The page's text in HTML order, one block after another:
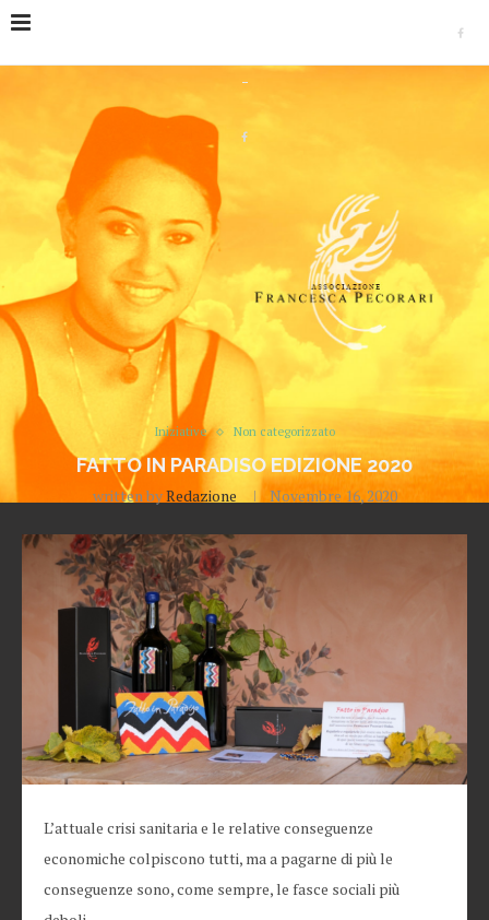
Home Iniziative Fatto in Paradiso edizione 2020
Iniziative Non categorizzato
FATTO IN PARADISO EDIZIONE 2020
written byRedazione Novembre 16, 2020
L’attuale crisi sanitaria e le relative conseguenze
economiche colpiscono tutti, ma a pagarne di più le
conseguenze sono, come sempre, le fasce sociali più